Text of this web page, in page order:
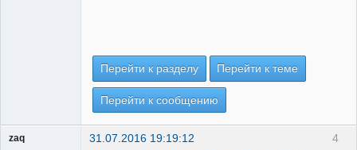
Перейти к разделу Перейти к теме
Перейти к сообщению
4
zaq
31.07.2016 19:19:12